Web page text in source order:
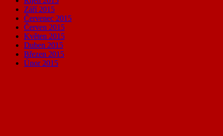
Září 2015
Červenec 2015
Červen 2015
Květen 2015
Duben 2015
Březen 2015
Únor 2015